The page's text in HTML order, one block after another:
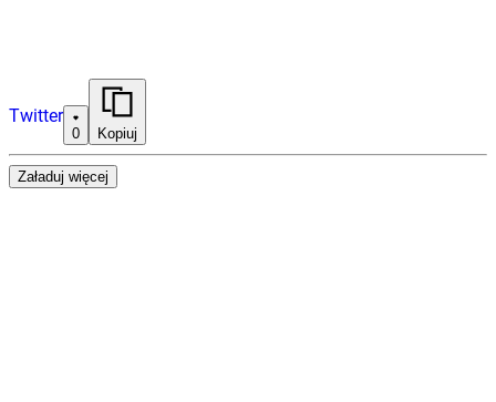
Twitter
0 Kopiuj
Załaduj więcej